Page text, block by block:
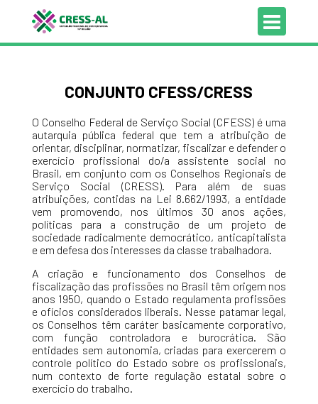
CONJUNTO CFESS/CRESS
O Conselho Federal de Serviço Social (CFESS) é uma
autarquia pública federal que tem a atribuição de
orientar, disciplinar, normatizar, fiscalizar e defender o
exercício profissional do/a assistente social no
Brasil, em conjunto com os Conselhos Regionais de
Serviço Social (CRESS). Para além de suas
atribuições, contidas na Lei 8.662/1993, a entidade
vem promovendo, nos últimos 30 anos ações,
políticas para a construção de um projeto de
sociedade radicalmente democrático, anticapitalista
e em defesa dos interesses da classe trabalhadora.
A criação e funcionamento dos Conselhos de
fiscalização das profissões no Brasil têm origem nos
anos 1950, quando o Estado regulamenta profissões
e ofícios considerados liberais. Nesse patamar legal,
os Conselhos têm caráter basicamente corporativo,
com função controladora e burocrática. São
entidades sem autonomia, criadas para exercerem o
controle político do Estado sobre os profissionais,
num contexto de forte regulação estatal sobre o
exercício do trabalho.